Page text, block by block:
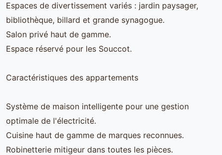
Espaces de divertissement variés : jardin paysager,
bibliothèque, billard et grande synagogue.
Salon privé haut de gamme.
Espace réservé pour les Souccot.
Caractéristiques des appartements
Système de maison intelligente pour une gestion
optimale de l'électricité.
Cuisine haut de gamme de marques reconnues.
Robinetterie mitigeur dans toutes les pièces.